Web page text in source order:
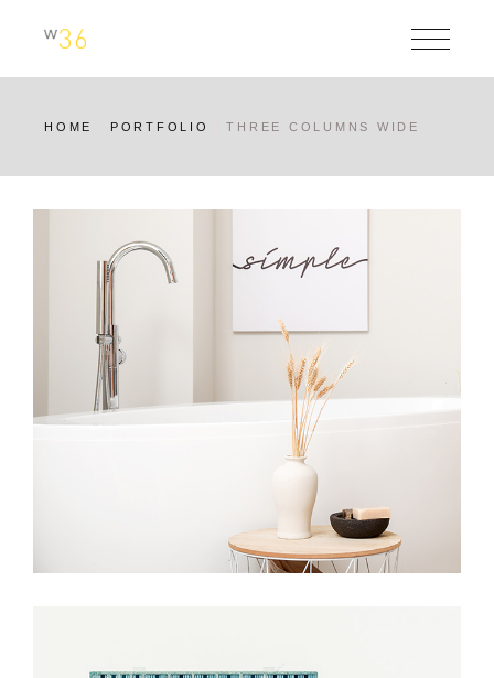
HOME PORTFOLIO THREE COLUMNS WIDE